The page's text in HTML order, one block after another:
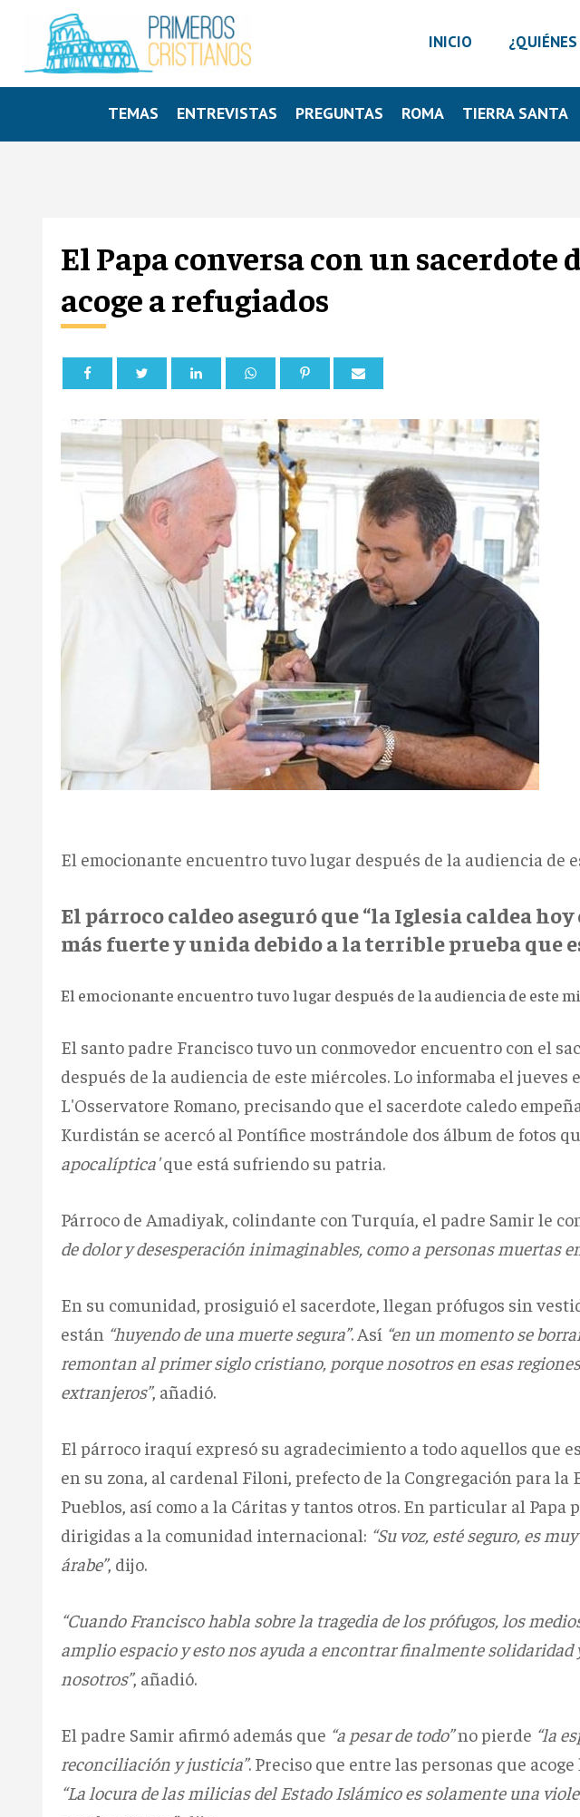
INICIO
TEMAS ENTREVISTAS PREGUNTAS ROMA TIERRA SANTA
El Papa conversa con un sacerdote
acoge a refugiados
El emocionante encuentro tuvo lugar después de la audiencia de
El párroco caldeo aseguró que “la Iglesia caldea
más fuerte y unida debido a la terrible prueba que
El emocionante encuentro tuvo lugar después de la audiencia de este
El santo padre Francisco tuvo un conmovedor encuentro con el
después de la audiencia de este miércoles. Lo informaba el jueves
L'Osservatore Romano, precisando que el sacerdote caledo
Kurdistán se acercó al Pontífice mostrándole dos álbum de fotos
apocalíptica'que está sufriendo su patria.
Párroco de Amadiyak, colindante con Turquía, el padre Samir le
de dolor y desesperación inimaginables, como a personas muertas
En su comunidad, prosiguió el sacerdote, llegan prófugos sin
están “huyendo de una muerte segura”. Así “en un momento se
remontan al primer siglo cristiano, porque nosotros en esas
extranjeros”, añadió.
El párroco iraquí expresó su agradecimiento a todo aquellos que
en su zona, al cardenal Filoni, prefecto de la Congregación para la
Pueblos, así como a la Cáritas y tantos otros. En particular al Papa
dirigidas a la comunidad internacional: “Su voz, esté seguro, es
árabe”, dijo.
“Cuando Francisco habla sobre la tragedia de los prófugos, los
amplio espacio y esto nos ayuda a encontrar finalmente solidaridad
nosotros”, añadió.
El padre Samir afirmó además que “a pesar de todo”no pierde “la
reconciliación y justicia”. Preciso que entre las personas que
“La locura de las milicias del Estado Islámico es solamente una